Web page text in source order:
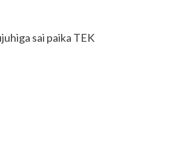
sai paika TEK